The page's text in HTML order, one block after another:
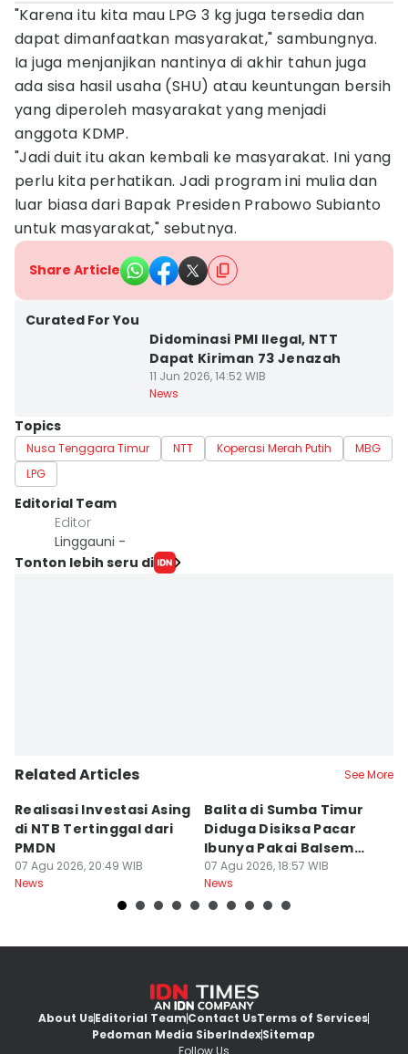
"Karena itu kita mau LPG 3 kg juga tersedia dan
dapat dimanfaatkan masyarakat," sambungnya.
Ia juga menjanjikan nantinya di akhir tahun juga
ada sisa hasil usaha (SHU) atau keuntungan bersih
yang diperoleh masyarakat yang menjadi
anggota KDMP.
"Jadi duit itu akan kembali ke masyarakat. Ini yang
perlu kita perhatikan. Jadi program ini mulia dan
luar biasa dari Bapak Presiden Prabowo Subianto
untuk masyarakat," sebutnya.
Share Article
Curated For You
Didominasi PMI Ilegal, NTT
Dapat Kiriman 73 Jenazah
11 Jun 2026, 14:52 WIB
News
Topics
Nusa Tenggara Timur NTT Koperasi Merah Putih
MBG
LPG
Editorial Team
Editor
Linggauni -
Tonton lebih seru di
Related Articles See More
Realisasi Investasi Asing
di NTB Tertinggal dari
PMDN
07 Agu 2026, 20:49 WIB
News
Balita di Sumba Timur
Diduga Disiksa Pacar
Ibunya Pakai Balsem
dan Cabai
07 Agu 2026, 18:57 WIB
News
About UsEditorial TeamContact UsTerms of Services
Pedoman Media SiberIndexSitemap
Follow Us